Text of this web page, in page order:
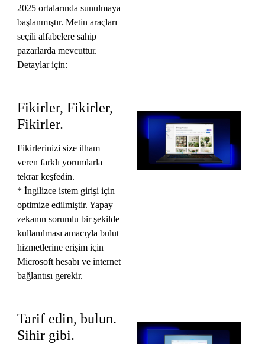
2025 ortalarında sunulmaya
başlanmıştır. Metin araçları
seçili alfabelere sahip
pazarlarda mevcuttur.
Detaylar için:
Fikirler, Fikirler,
Fikirler.
Fikirlerinizi size ilham
veren farklı yorumlarla
tekrar keşfedin.
* İngilizce istem girişi için
optimize edilmiştir. Yapay
zekanın sorumlu bir şekilde
kullanılması amacıyla bulut
hizmetlerine erişim için
Microsoft hesabı ve internet
bağlantısı gerekir.
Tarif edin, bulun.
Sihir gibi.